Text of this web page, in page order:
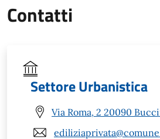
Contatti
Settore Urbanistica
Via Roma, 2 20090